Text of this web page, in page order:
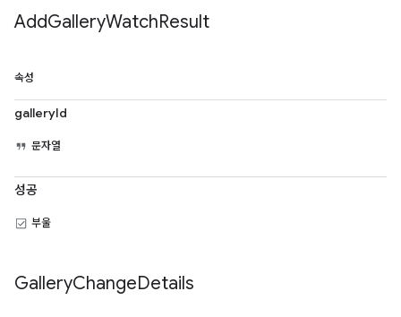
AddGalleryWatchResult
속성
galleryId
문자열
성공
부울
GalleryChangeDetails